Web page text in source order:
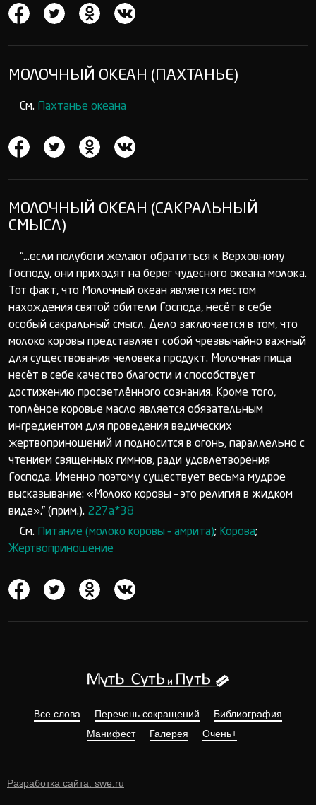
МОЛОЧНЫЙ ОКЕАН (ПАХТАНЬЕ)
См. Пахтанье океана
МОЛОЧНЫЙ ОКЕАН (САКРАЛЬНЫЙ
СМЫСЛ)
“...если полубоги желают обратиться к Верховному
Господу, они приходят на берег чудесного океана молока.
Тот факт, что Молочный океан является местом
нахождения святой обители Господа, несёт в себе
особый сакральный смысл. Дело заключается в том, что
молоко коровы представляет собой чрезвычайно важный
для существования человека продукт. Молочная пища
несёт в себе качество благости и способствует
достижению просветлённого сознания. Кроме того,
топлёное коровье масло является обязательным
ингредиентом для проведения ведических
жертвоприношений и подносится в огонь, параллельно с
чтением священных гимнов, ради удовлетворения
Господа. Именно поэтому существует весьма мудрое
высказывание: «Молоко коровы – это религия в жидком
виде».” (прим.). 227а*38
См.
Питание (молоко коровы – амрита); Корова;
Жертвоприношение
Все слова Перечень сокращений
Библиография
Манифест
Галерея Очень+
Разработка сайта: swe.ru